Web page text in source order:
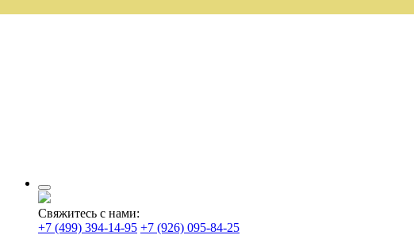
Свяжитесь с нами:
+7 (499) 394-14-95 +7 (926) 095-84-25